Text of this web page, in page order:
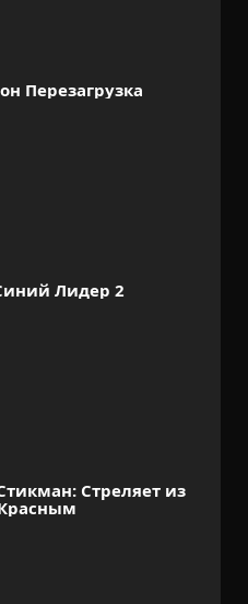
Перезагрузка
Лидер 2
Стреляет из